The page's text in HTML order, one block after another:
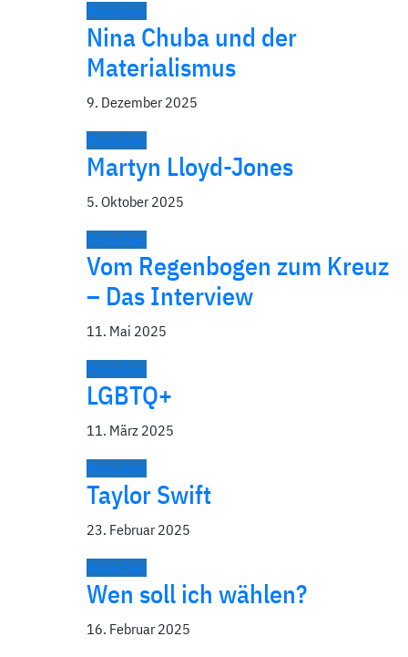
Menschen
Nina Chuba und der
Materialismus
9. Dezember 2025
Menschen
Martyn Lloyd-Jones
5. Oktober 2025
Menschen
Vom Regenbogen zum Kreuz
– Das Interview
11. Mai 2025
Menschen
LGBTQ+
11. März 2025
Menschen
Taylor Swift
23. Februar 2025
Menschen
Wen soll ich wählen?
16. Februar 2025